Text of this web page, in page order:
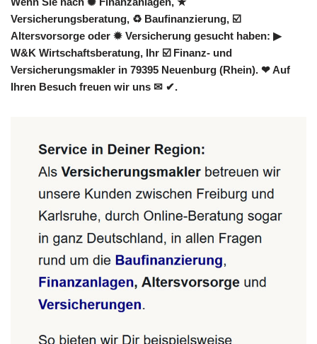
Versicherungsberatung, ♻ Baufinanzierung, ☑️
Altersvorsorge oder ✹ Versicherung gesucht haben: ▶︎
W&K Wirtschaftsberatung, Ihr ☑️ Finanz- und
Versicherungsmakler in 79395 Neuenburg (Rhein). ❤ Auf
Ihren Besuch freuen wir uns ✉ ✔.